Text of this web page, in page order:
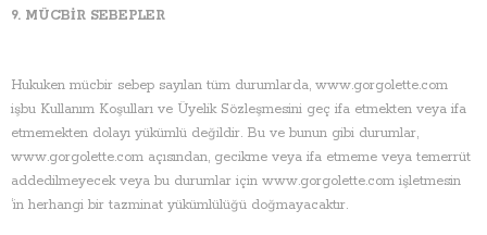
9. MÜCBİR SEBEPLER
Hukuken mücbir sebep sayılan tüm durumlarda, www.gorgolette.com
işbu Kullanım Koşulları ve Üyelik Sözleşmesini geç ifa etmekten veya ifa
etmemekten dolayı yükümlü değildir. Bu ve bunun gibi durumlar,
www.gorgolette.com açısından, gecikme veya ifa etmeme veya temerrüt
addedilmeyecek veya bu durumlar için www.gorgolette.com işletmesin
‘in herhangi bir tazminat yükümlülüğü doğmayacaktır.